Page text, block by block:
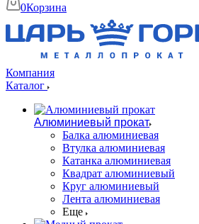
0Корзина
Компания
Каталог
Алюминиевый прокат
Балка алюминиевая
Втулка алюминиевая
Катанка алюминиевая
Квадрат алюминиевый
Круг алюминиевый
Лента алюминиевая
Еще